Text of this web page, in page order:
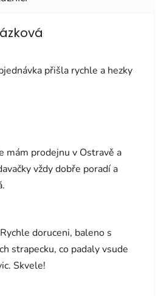
z 5 hvězdiček.
přišla rychle a hezky
z 5 hvězdiček.
mám prodejnu v Ostravě a
vždy dobře poradí a
z 5 hvězdiček.
doruceni, baleno s
strapecku, co padaly vsude
Skvele!
z 5 hvězdiček.